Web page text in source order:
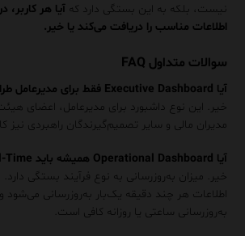
نیست، بلکه به این بستگی دارد کهآیا هر
اطلاعات مناسب را دریافت می‌کند یا خیر.
سوالات متداول FAQ
آیا Executive Dashboard فقط برای مدیرعامل طراحی می‌شود؟
خیر. این نوع داشبورد برای مدیرعامل، اعضای
مدیران مالی و سایر تصمیم‌گیرندگان راهبردی نیز
آیا Operational Dashboard همیشه باید Real-Time باشد؟
خیر. میزان به‌روزرسانی به نوع فرآیند بستگی
اطلاعات هر چند دقیقه یک‌بار به‌روزرسانی می‌شود
به‌روزرسانی ساعتی یا روزانه کافی است.